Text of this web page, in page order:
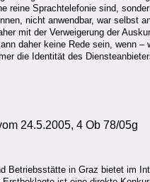
reine Sprachtelefonie sind,
nicht anwendbar, war selbst
mit der Verweigerung der
daher keine Rede sein, wenn –
die Identität des
24.5.2005, 4 Ob 78/05g
Betriebsstätte in Graz bietet im